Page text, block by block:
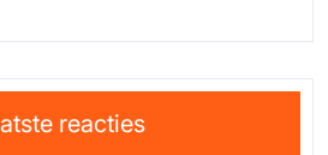
reacties